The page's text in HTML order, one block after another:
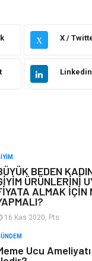
Mobilya
Organizasyon
Maden ve Metal
X X /
Linkedin
BEDEN
ÜRÜNLERİNİ
ALMAK İÇİN
16 Kas 2020, Pts
Ucu Ameliyatı